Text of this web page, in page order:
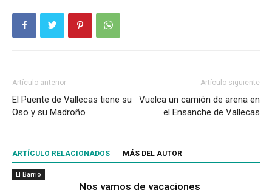
Artículo anterior
El Puente de Vallecas tiene su
Oso y su Madroño
Artículo siguiente
Vuelca un camión de arena en
el Ensanche de Vallecas
ARTÍCULO RELACIONADOS MÁS DEL AUTOR
El Barrio
Nos vamos de vacaciones